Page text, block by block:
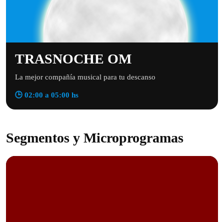
TRASNOCHE OM
La mejor compañía musical para tu descanso
🕒 02:00 a 05:00 hs
Segmentos y Microprogramas